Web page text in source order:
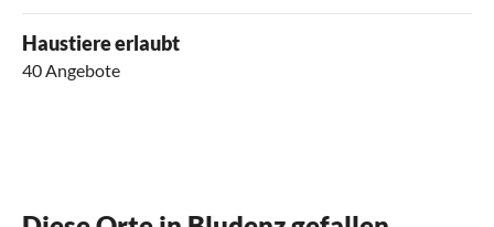
Haustiere erlaubt
40 Angebote